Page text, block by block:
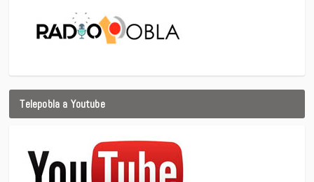
Telepobla a Youtube